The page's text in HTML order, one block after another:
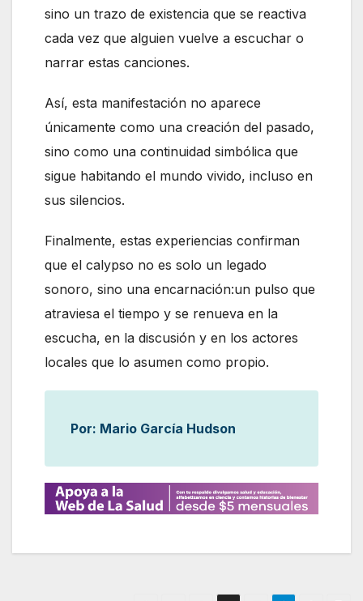
sino un trazo de existencia que se reactiva
cada vez que alguien vuelve a escuchar o
narrar estas canciones.
Así, esta manifestación no aparece
únicamente como una creación del pasado,
sino como una continuidad simbólica que
sigue habitando el mundo vivido, incluso en
sus silencios.
Finalmente, estas experiencias confirman
que el calypso no es solo un legado
sonoro, sino una encarnación:un pulso que
atraviesa el tiempo y se renueva en la
escucha, en la discusión y en los actores
locales que lo asumen como propio.
Por: Mario García Hudson